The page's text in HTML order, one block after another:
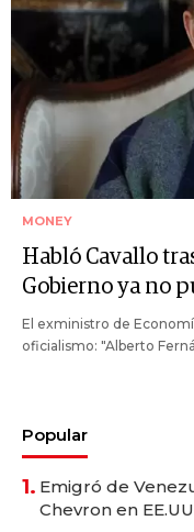
MONEY
Habló Cavallo
Gobierno ya no
El exministro de
oficialismo: "Alberto
Popular
1. Emigró de
Chevron en